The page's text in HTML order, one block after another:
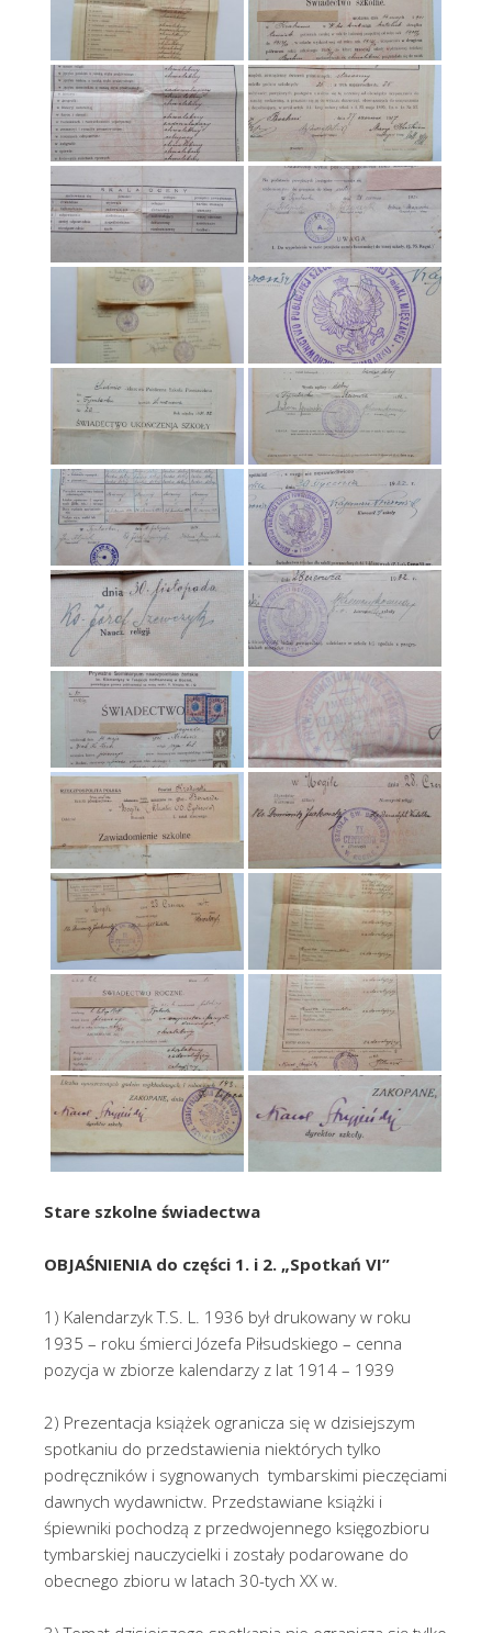
Stare szkolne świadectwa
OBJAŚNIENIA do części 1. i 2. „Spotkań VI”
1) Kalendarzyk T.S. L. 1936 był drukowany w roku
1935 – roku śmierci Józefa Piłsudskiego – cenna
pozycja w zbiorze kalendarzy z lat 1914 – 1939
2) Prezentacja książek ogranicza się w dzisiejszym
spotkaniu do przedstawienia niektórych tylko
podręczników i sygnowanych tymbarskimi pieczęciami
dawnych wydawnictw. Przedstawiane książki i
śpiewniki pochodzą z przedwojennego księgozbioru
tymbarskiej nauczycielki i zostały podarowane do
obecnego zbioru w latach 30-tych XX w.